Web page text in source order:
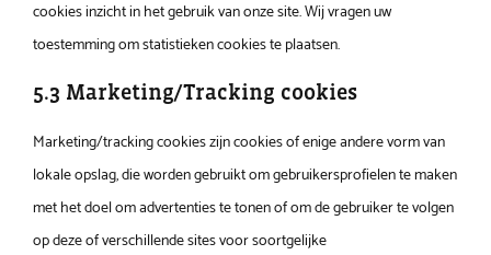
cookies inzicht in het gebruik van onze site. Wij vragen uw
toestemming om statistieken cookies te plaatsen.
5.3 Marketing/Tracking cookies
Marketing/tracking cookies zijn cookies of enige andere vorm van
lokale opslag, die worden gebruikt om gebruikersprofielen te maken
met het doel om advertenties te tonen of om de gebruiker te volgen
op deze of verschillende sites voor soortgelijke